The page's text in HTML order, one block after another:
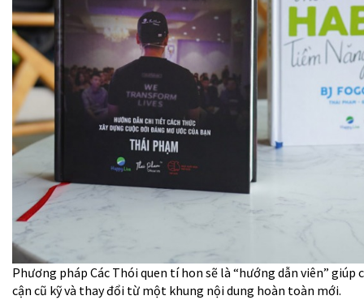
Phương pháp Các Thói quen tí hon sẽ là “hướng dẫn viên” giúp
cận cũ kỹ và thay đổi từ một khung nội dung hoàn toàn mới.